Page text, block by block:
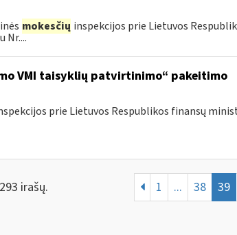
mokesčių inspekcijos prie Lietuvos
Nr....
VMI taisyklių patvirtinimo“ pakeitimo
prie Lietuvos Respublikos finansų
irašų. 1 ... 38 39